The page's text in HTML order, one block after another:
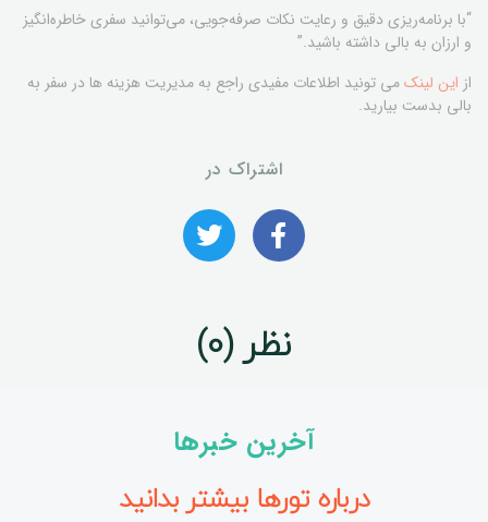
“با برنامه‌ریزی دقیق و رعایت نکات صرفه‌جویی، می‌توانید سفری خاطره‌انگیز
و ارزان به بالی داشته باشید.”
از این لینکمی تونید اطلاعات مفیدی راجع به مدیریت هزینه ها در سفر به
بالی بدست بیارید.
اشتراک در
نظر (0)
آخرین خبرها
درباره تورها بیشتر بدانید